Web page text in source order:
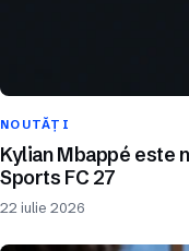
NOUTĂȚI
Kylian Mbappé este
Sports FC 27
22 iulie 2026